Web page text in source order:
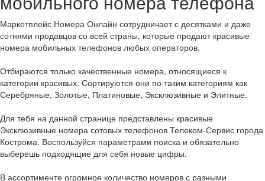
Маркетплейс Номера Онлайн сотрудничает с десятками и даже
сотнями продавцов со всей страны, которые продают красивые
номера мобильных телефонов любых операторов.
Отбираются только качественные номера, относящиеся к
категории красивых. Сортируются они по таким категориям как
Серебряные, Золотые, Платиновые, Эксклюзивные и Элитные.
Для тебя на данной странице представлены красивые
Эксклюзивные номера сотовых телефонов Телеком-Сервис города
Кострома. Воспользуйся параметрами поиска и обязательно
выберешь подходящие для себя новые цифры.
В ассортименте огромное количество номеров с разными